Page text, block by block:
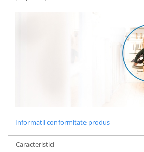
Informatii conformitate produs
Caracteristici